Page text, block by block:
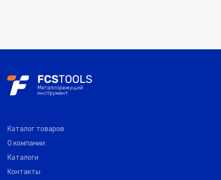
Каталог товаров
О компании
Каталоги
Контакты